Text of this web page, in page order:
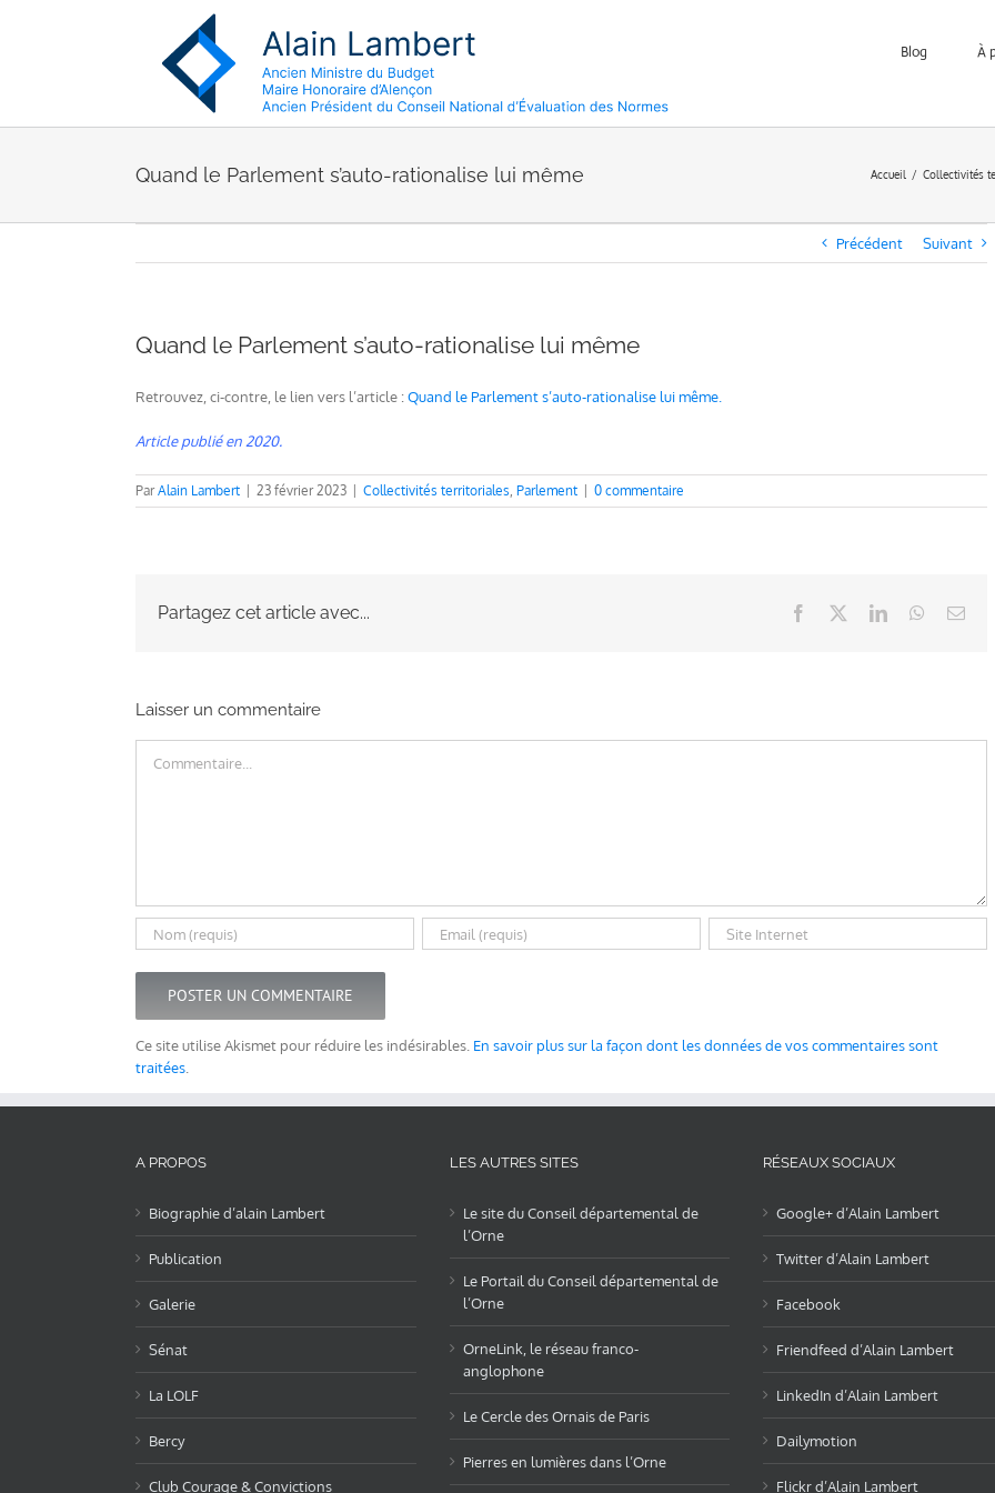
Blog À
Quand le Parlement s’auto-rationalise lui même Accueil Collectivités
Précédent Suivant
Quand le Parlement s’auto-rationalise lui même
Retrouvez, ci-contre, le lien vers l’article :Quand le Parlement s’auto-rationalise lui même.
Article publié en 2020.
ParAlain Lambert 23 février 2023 Collectivités territoriales, Parlement 0 commentaire
Partagez cet article avec... Facebook LinkedInWhatsApp
Email
Laisser un commentaire
Ce site utilise Akismet pour réduire les indésirables. En savoir plus sur la façon dont les données de vos commentaires sont
traitées
A PROPOS
Biographie d’alain Lambert
Publication
Galerie
Sénat
La LOLF
Bercy
Club Courage & Convictions
LES AUTRES SITES
Le site du Conseil départemental de
l’Orne
Le Portail du Conseil départemental de
l’Orne
OrneLink, le réseau franco-
anglophone
Le Cercle des Ornais de Paris
Pierres en lumières dans l’Orne
RÉSEAUX SOCIAUX
Google+ d’Alain Lambert
Twitter d’Alain Lambert
Facebook
Friendfeed d’Alain Lambert
LinkedIn d’Alain Lambert
Dailymotion
Flickr d’Alain Lambert